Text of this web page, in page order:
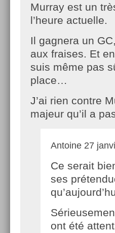
Murray est un
l’heure actuelle.
Il gagnera un
aux fraises. Et
suis même pas
place…
J’ai rien contre
majeur qu’il a
Antoine 27
Ce serait
ses
ont été